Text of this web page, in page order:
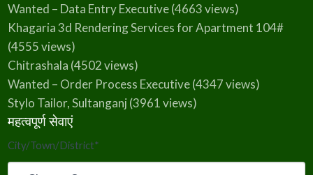
Wanted – Data Entry Executive(4663 views)
Khagaria 3d Rendering Services for Apartment 104#
(4555 views)
Chitrashala (4502 views)
Wanted – Order Process Executive(4347 views)
Stylo Tailor, Sultanganj (3961 views)
महत्वपूर्ण सेवाएं
City/Town/District*